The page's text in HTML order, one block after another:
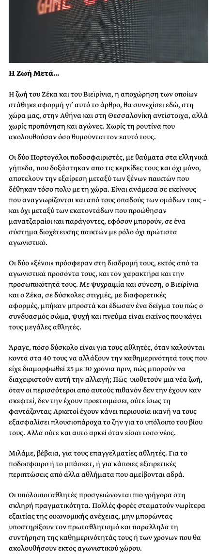
Η Ζωή Μετά…
Η ζωή του Ζέκα και του Βιεϊρίνια, η αποχώρηση των οποίων
στάθηκε αφορμή γι’ αυτό το άρθρο, θα συνεχίσει εδώ, στη
χώρα μας, στην Αθήνα και στη Θεσσαλονίκη αντίστοιχα, αλλά
χωρίς προπόνηση και αγώνες. Χωρίς τη ρουτίνα που
ακολουθούσαν όσο θυμούνται τον εαυτό τους.
Οι δύο Πορτογάλοι ποδοσφαιριστές, με θαύματα στα ελληνικά
γήπεδα, που δοξάστηκαν από τις κερκίδες τους και όχι μόνο,
αποτελούν την εξαίρεση μεταξύ των ξένων παικτών που
δέθηκαν τόσο πολύ με τη χώρα. Είναι ανάμεσα σε εκείνους
που αναγνωρίζονται και από τους οπαδούς των ομάδων τους –
και όχι μεταξύ των εκατοντάδων που προώθησαν
μανατζαραίοι και παράγοντες, εφόσον μπορούν, σε ένα
σύστημα διοχέτευσης παικτών με ρόλο όχι πρώτιστα
αγωνιστικό.
Οι δύο «ξένοι» πρόσφεραν στη διαδρομή τους, εκτός από τα
αγωνιστικά προσόντα τους, και τον χαρακτήρα και την
προσωπικότητά τους. Με ψυχραιμία και σύνεση, ο Βιεϊρίνια
και ο Ζέκα, σε δύσκολες στιγμές, με διαφορετικές
αφορμές, μπήκαν μπροστά και έδωσαν ένα δείγμα του πώς ο
συνδυασμός σώμα, ψυχή και πνεύμα είναι εκείνος που κάνει
τους μεγάλες αθλητές.
Άραγε, πόσο δύσκολο είναι για τους αθλητές, όταν καλούνται
κοντά στα 40 τους να αλλάξουν την καθημερινότητά τους που
είχε διαμορφωθεί 25 με 30 χρόνια πριν, πώς μπορούν να
διαχειριστούν αυτή την αλλαγή; Πώς υιοθετούν μια νέα ζωή,
όταν οι περισσότεροι από αυτούς πιθανόν δεν την έχουν καν
σκεφτεί, δεν την έχουν προετοιμάσει, ούτε ίσως τη
φαντάζονται; Αρκετοί έχουν κάνει περιουσία ικανή να τους
εξασφαλίσει πλουσιοπάροχα το ζην για το υπόλοιπο του βίου
τους. Αλλά ούτε και αυτό αρκεί όταν είσαι τόσο νέος.
Μιλάμε, βέβαια, για τους επαγγελματίες αθλητές. Για το
ποδόσφαιρο ή το μπάσκετ, ή για κάποιες εξαιρετικές
περιπτώσεις από άλλα αθλήματα που αμείβονται αδρά.
Οι υπόλοιποι αθλητές προσγειώνονται πιο γρήγορα στη
σκληρή πραγματικότητα. Πολλές φορές σταματούν νωρίτερα
εξαιτίας της οικονομικής ανέχειας, μην μπορώντας
υποστηρίξουν τον πρωταθλητισμό και παράλληλα τη
συντήρηση της καθημερινότητάς τους ή των χρόνων που θα
ακολουθήσουν εκτός αγωνιστικού χώρου.